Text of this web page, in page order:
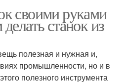
своими руками
станок из
полезная и нужная и,
промышленности, но и в
полезного инструмента